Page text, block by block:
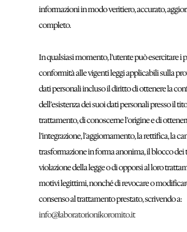
informazioni in modo veritiero, accurato,
completo.
In qualsiasi momento, l’utente può esercitare i
conformità alle vigenti leggi applicabili sulla
dati personali incluso il diritto di ottenere la
dell’esistenza dei suoi dati personali presso il
trattamento, di conoscerne l’origine e di
l’integrazione, l’aggiornamento, la rettifica, la
trasformazione in forma anonima, il blocco
violazione della legge o di opporsi al loro
motivi legittimi, nonché di revocare o
consenso al trattamento prestato, scrivendo a:
info@laboratorionikoromito.it